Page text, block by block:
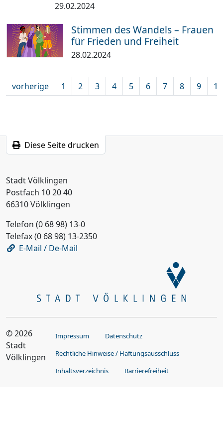
29.02.2024
Stimmen des Wandels – Frauen
für Frieden und Freiheit
28.02.2024
vorherige 1 2 3 4 5 6 7 8 9 10
Diese Seite drucken
Stadt Völklingen
Postfach 10 20 40
66310 Völklingen
Telefon (0 68 98) 13-0
Telefax (0 68 98) 13-2350
E-Mail / De-Mail
© 2026
Stadt
Völklingen
Impressum
Datenschutz
Rechtliche Hinweise / Haftungsausschluss
Inhaltsverzeichnis
Barrierefreiheit